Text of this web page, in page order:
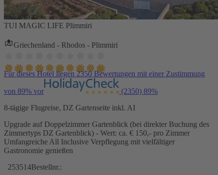
TUI MAGIC LIFE Plimmiri
Griechenland - Rhodos - Plimmiri
Für dieses Hotel liegen 2350 Bewertungen mit einer Zustimmung
von 89% vor (2350) 89%
8-tägige Flugreise, DZ Gartenseite inkl. AI
Upgrade auf Doppelzimmer Gartenblick (bei direkter Buchung des
Zimmertyps DZ Gartenblick) - Wert: ca. € 150,- pro Zimmer
Umfangreiche All Inclusive Verpflegung mit vielfältiger
Gastronomie genießen
253514Bestellnr.: